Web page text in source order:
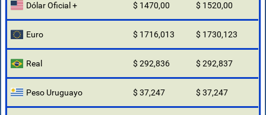
Dólar Oficial + $ 1470,00 $ 1520,00
Euro $ 1716,013 $ 1730,123
Real $ 292,836 $ 292,837
Peso Uruguayo $ 37,247 $ 37,247